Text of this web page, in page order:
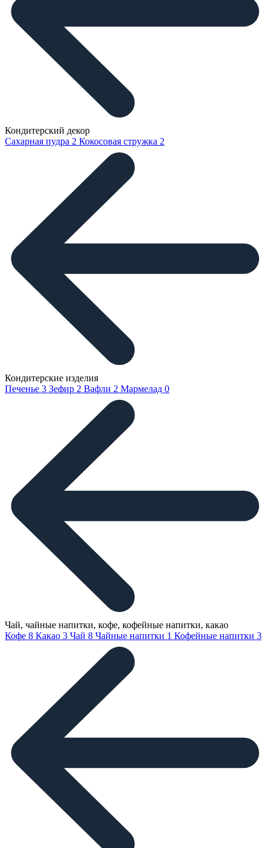
Кондитерский декор
Сахарная пудра 2 Кокосовая стружка 2
Кондитерские изделия
Печенье 3 Зефир 2 Вафли 2 Мармелад 0
Чай, чайные напитки, кофе, кофейные напитки, какао
Кофе 8 Какао 3 Чай 8 Чайные напитки 1 Кофейные напитки 3